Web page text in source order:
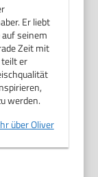
Er liebt
seinem
Zeit mit
er
werden.
über Oliver